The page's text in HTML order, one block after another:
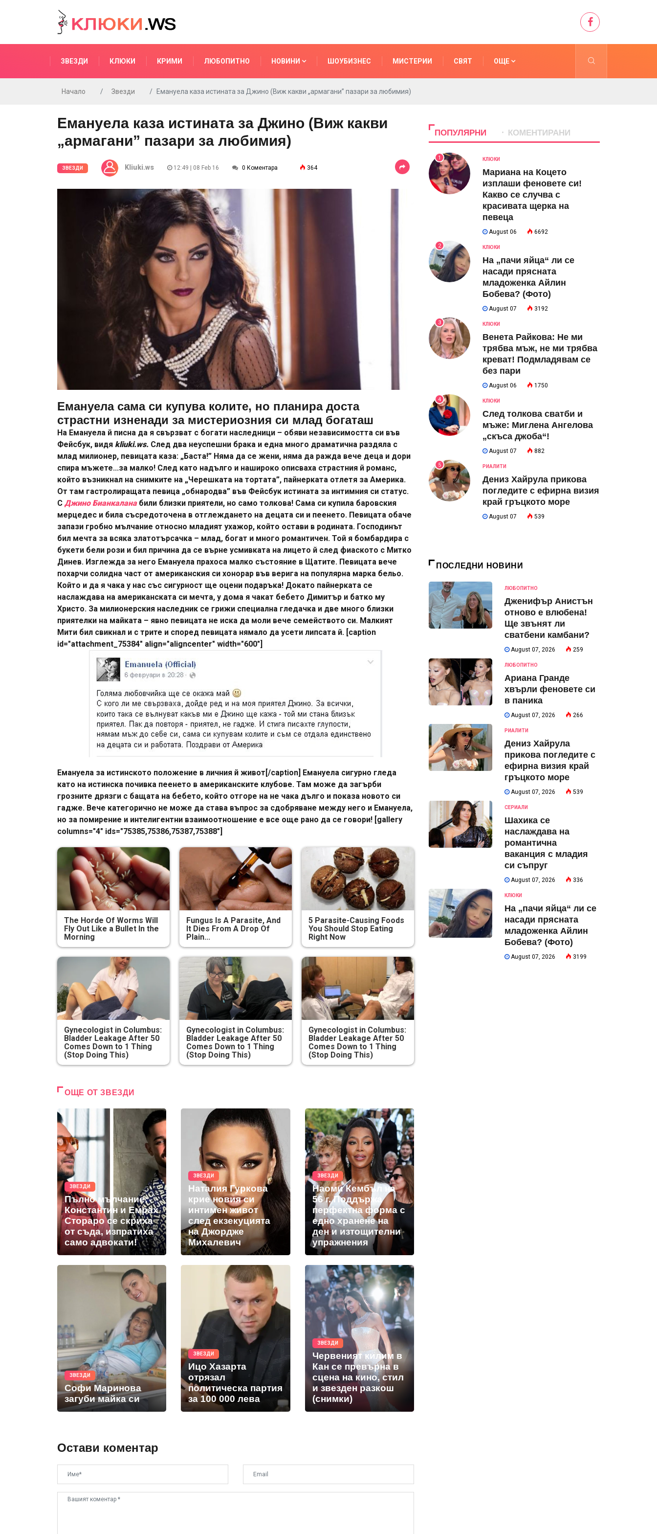
ЗВЕЗДИ КЛЮКИ КРИМИ ЛЮБОПИТНО НОВИНИ ШОУБИЗНЕС МИСТЕРИИ СВЯТ ОЩЕ
Начало Звезди Емануела каза истината за Джино (Виж какви „армагани” пазари за любимия)
Емануела каза истината за Джино (Виж какви
„армагани” пазари за любимия)
ЗВЕЗДИ Kliuki.ws 12:49 | 08 Feb 16 0 Коментара 364
Емануела сама си купува колите, но планира доста
страстни изненади за мистериозния си млад богаташ
На Емануела й писна да я свързват с богати наследници – обяви независимостта си във
Фейсбук, видя kliuki.ws. След два неуспешни брака и една много драматична раздяла с
млад милионер, певицата каза: „Баста!” Няма да се жени, няма да ражда вече деца и дори
спира мъжете...за малко! След като надълго и нашироко описваха страстния й романс,
който възникнал на снимките на „Черешката на тортата”, пайнерката отлетя за Америка.
От там гастролиращата певица „обнародва” във Фейсбук истината за интимния си статус.
С Джино Бианкалана били близки приятели, но само толкова! Сама си купила баровския
мерцедес и била съсредоточена в отглеждането на децата си и пеенето. Певицата обаче
запази гробно мълчание относно младият ухажор, който остави в родината. Господинът
бил мечта за всяка златотърсачка – млад, богат и много романтичен. Той я бомбардира с
букети бели рози и бил причина да се върне усмивката на лицето й след фиаското с Митко
Динев. Изглежда за него Емануела прахоса малко състояние в Щатите. Певицата вече
похарчи солидна част от американския си хонорар във верига на популярна марка бельо.
Който и да я чака у нас със сигурност ще оцени подаръка! Докато пайнерката се
наслаждава на американската си мечта, у дома я чакат бебето Димитър и батко му
Христо. За милионерския наследник се грижи специална гледачка и две много близки
приятелки на майката – явно певицата не иска да моли вече семейството си. Малкият
Мити бил свикнал и с трите и според певицата нямало да усети липсата й. [caption
id="attachment_75384" align="aligncenter" width="600"]
Емануела за истинското положение в личния й живот[/caption] Емануела сигурно гледа
като на истинска почивка пеенето в американските клубове. Там може да загърби
грозните дрязги с бащата на бебето, който отгоре на не чака дълго и показа новото си
гадже. Вече категорично не може да става въпрос за сдобряване между него и Емануела,
но за помирение и интелигентни взаимоотношение е все още рано да се говори! [gallery
columns="4" ids="75385,75386,75387,75388"]
The Horde Of Worms Will
Fly Out Like a Bullet In the
Morning
Fungus Is A Parasite, And
It Dies From A Drop Of
Plain...
5 Parasite-Causing Foods
You Should Stop Eating
Right Now
Gynecologist in Columbus:
Bladder Leakage After 50
Comes Down to 1 Thing
(Stop Doing This)
Gynecologist in Columbus:
Bladder Leakage After 50
Comes Down to 1 Thing
(Stop Doing This)
Gynecologist in Columbus:
Bladder Leakage After 50
Comes Down to 1 Thing
(Stop Doing This)
ОЩЕ ОТ ЗВЕЗДИ
ЗВЕЗДИ
Пълно мълчание:
Константин и Емрах
Стораро се скриха
от съда, изпратиха
само адвокати!
ЗВЕЗДИ
Наталия Гуркова
крие новия си
интимен живот
след екзекуцията
на Джордже
Михалевич
ЗВЕЗДИ
Наоми Кембъл на
56 г. Поддържа
перфектна форма с
едно хранене на
ден и изтощителни
упражнения
ЗВЕЗДИ
Софи Маринова
загуби майка си
ЗВЕЗДИ
Ицо Хазарта
отрязал
политическа партия
за 100 000 лева
ЗВЕЗДИ
Червеният килим в
Кан се превърна в
сцена на кино, стил
и звезден разкош
(снимки)
Остави коментар
ПОПУЛЯРНИ КОМЕНТИРАНИ
1 КЛЮКИ
Мариана на Коцето
изплаши феновете си!
Какво се случва с
красивата щерка на
певеца
August 06 6692
2 КЛЮКИ
На „пачи яйца“ ли се
насади прясната
младоженка Айлин
Бобева? (Фото)
August 07 3192
3 КЛЮКИ
Венета Райкова: Не ми
трябва мъж, не ми трябва
креват! Подмладявам се
без пари
August 06 1750
4 КЛЮКИ
След толкова сватби и
мъже: Миглена Ангелова
„скъса джоба“!
August 07 882
5 РИАЛИТИ
Дениз Хайрула прикова
погледите с ефирна визия
край гръцкото море
August 07 539
ПОСЛЕДНИ НОВИНИ
ЛЮБОПИТНО
Дженифър Анистън
отново е влюбена!
Ще звънят ли
сватбени камбани?
August 07, 2026 259
ЛЮБОПИТНО
Ариана Гранде
хвърли феновете си
в паника
August 07, 2026 266
РИАЛИТИ
Дениз Хайрула
прикова погледите с
ефирна визия край
гръцкото море
August 07, 2026 539
СЕРИАЛИ
Шахика се
наслаждава на
романтична
ваканция с младия
си съпруг
August 07, 2026 336
КЛЮКИ
На „пачи яйца“ ли се
насади прясната
младоженка Айлин
Бобева? (Фото)
August 07, 2026 3199